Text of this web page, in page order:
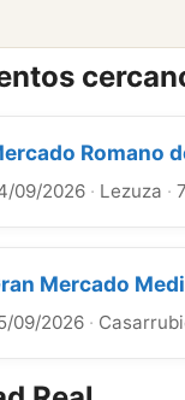
Romano
09/2026 · Lezuza ·
Mercado
09/2026 ·